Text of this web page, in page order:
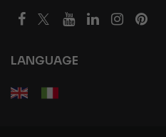
LANGUAGE